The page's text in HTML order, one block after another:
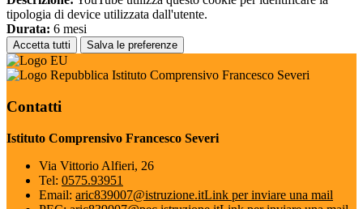
tipologia di device utilizzata dall'utente.
Durata: 6 mesi
Accetta tutti Salva le preferenze
Istituto Comprensivo Francesco Severi
Contatti
Istituto Comprensivo Francesco Severi
Via Vittorio Alfieri, 26
Tel: 0575.93951
Email: aric839007@istruzione.itLink per inviare una mail